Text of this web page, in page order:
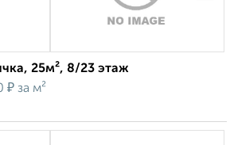
25м², 8/23 этаж
₽ за м²